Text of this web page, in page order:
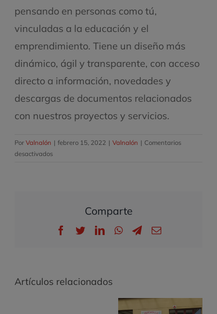
pensando en personas como tú,
vinculadas a la educación y el
emprendimiento. Tiene un diseño más
dinámico, ágil y transparente, con acceso
directo a información, novedades y
descargas de documentos relacionados
con nuestros proyectos y servicios.
PorValnalón | febrero 15, 2022 | Valnalón | Comentarios
desactivadosen
Comparte
Facebook
TwitterLinkedInWhatsApp
Telegram
Correo
Artículos relacionados